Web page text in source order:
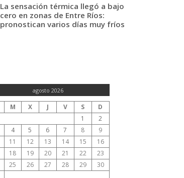
La sensación térmica llegó a bajo
cero en zonas de Entre Ríos:
pronostican varios días muy fríos
agosto 2026
M X J V S
D
1
2
4 5 6 7 8
9
11 12 13 14 15
16
18 19 20 21 22
23
25 26 27 28 29
30